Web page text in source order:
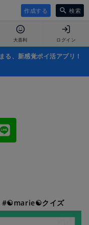
作成する 検索
大喜利 ログイン
、新感覚ポイ活アプリ！
#☯marie☯クイズ